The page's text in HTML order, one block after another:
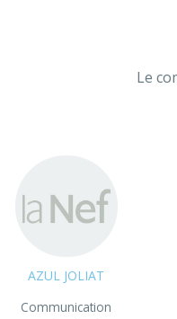
Le
AZUL JOLIAT
Communication